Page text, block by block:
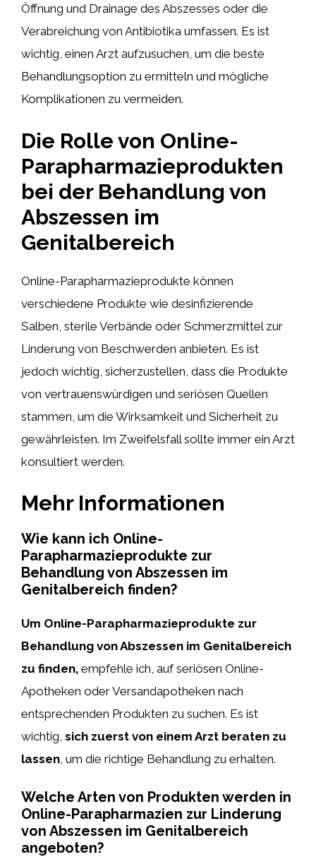
Öffnung und Drainage des Abszesses oder die
Verabreichung von Antibiotika umfassen. Es ist
wichtig, einen Arzt aufzusuchen, um die beste
Behandlungsoption zu ermitteln und mögliche
Komplikationen zu vermeiden.
Die Rolle von Online-
Parapharmazieprodukten
bei der Behandlung von
Abszessen im
Genitalbereich
Online-Parapharmazieprodukte können
verschiedene Produkte wie desinfizierende
Salben, sterile Verbände oder Schmerzmittel zur
Linderung von Beschwerden anbieten. Es ist
jedoch wichtig, sicherzustellen, dass die Produkte
von vertrauenswürdigen und seriösen Quellen
stammen, um die Wirksamkeit und Sicherheit zu
gewährleisten. Im Zweifelsfall sollte immer ein Arzt
konsultiert werden.
Mehr Informationen
Wie kann ich Online-
Parapharmazieprodukte zur
Behandlung von Abszessen im
Genitalbereich finden?
Um Online-Parapharmazieprodukte zur
Behandlung von Abszessen im Genitalbereich
zu finden, empfehle ich, auf seriösen Online-
Apotheken oder Versandapotheken nach
entsprechenden Produkten zu suchen. Es ist
wichtig, sich zuerst von einem Arzt beraten zu
lassen, um die richtige Behandlung zu erhalten.
Welche Arten von Produkten werden in
Online-Parapharmazien zur Linderung
von Abszessen im Genitalbereich
angeboten?